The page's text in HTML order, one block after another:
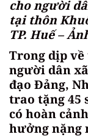
cho người
tại thôn
TP. Huế –
Trong dịp
người dân
đạo Đảng,
trao tặng 45
có hoàn
hưởng nặng